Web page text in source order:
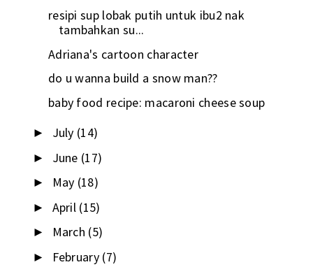
resipi sup lobak putih untuk ibu2 nak
tambahkan su...
Adriana's cartoon character
do u wanna build a snow man??
baby food recipe: macaroni cheese soup
► July (14)
► June (17)
► May (18)
► April (15)
► March (5)
► February (7)